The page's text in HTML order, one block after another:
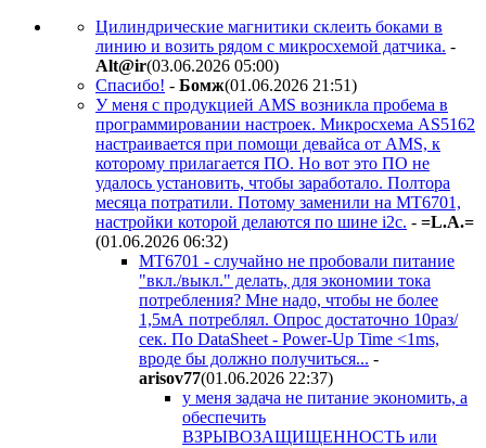
Цилиндрические магнитики склеить боками в
линию и возить рядом с микросхемой датчика. -
Alt@ir(03.06.2026 05:00)
Спасибо! - Бoмж(01.06.2026 21:51)
У меня c продукцией AMS возникла пробема в
программировании настроек. Микросхема AS5162
настраивается при помощи девайса от AMS, к
которому прилагается ПО. Но вот это ПО не
удалось установить, чтобы заработало. Полтора
месяца потратили. Потому заменили на MT6701,
настройки которой делаются по шине i2c. - =L.A.=
(01.06.2026 06:32)
MT6701 - случайно не пробовали питание
"вкл./выкл." делать, для экономии тока
потребления? Мне надо, чтобы не более
1,5мА потреблял. Опрос достаточно 10раз/
сек. По DataSheet - Power-Up Time <1ms,
вроде бы должно получиться... -
arisov77(01.06.2026 22:37)
у меня задача не питание экономить, а
обеспечить
ВЗРЫВОЗАЩИЩЕННОСТЬ или